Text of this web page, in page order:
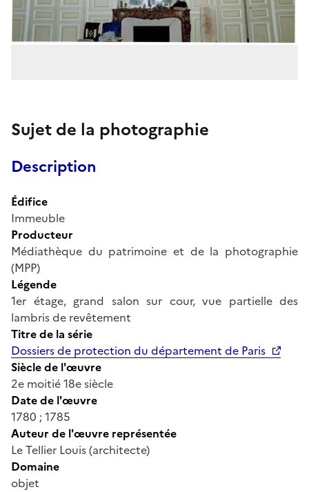
Sujet de la photographie
Description
Édifice
Immeuble
Producteur
Médiathèque du patrimoine et de la photographie
(MPP)
Légende
1er étage, grand salon sur cour, vue partielle des
lambris de revêtement
Titre de la série
Dossiers de protection du département de Paris
Siècle de l'œuvre
2e moitié 18e siècle
Date de l'œuvre
1780 ; 1785
Auteur de l'œuvre représentée
Le Tellier Louis (architecte)
Domaine
objet